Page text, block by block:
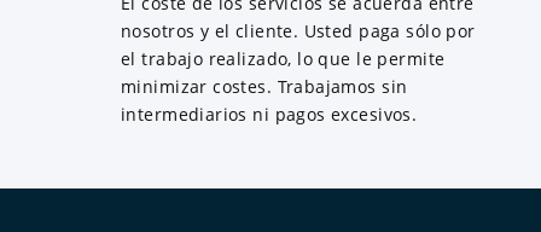
nosotros y el cliente. Usted paga sólo por
el trabajo realizado, lo que le permite
minimizar costes. Trabajamos sin
intermediarios ni pagos excesivos.